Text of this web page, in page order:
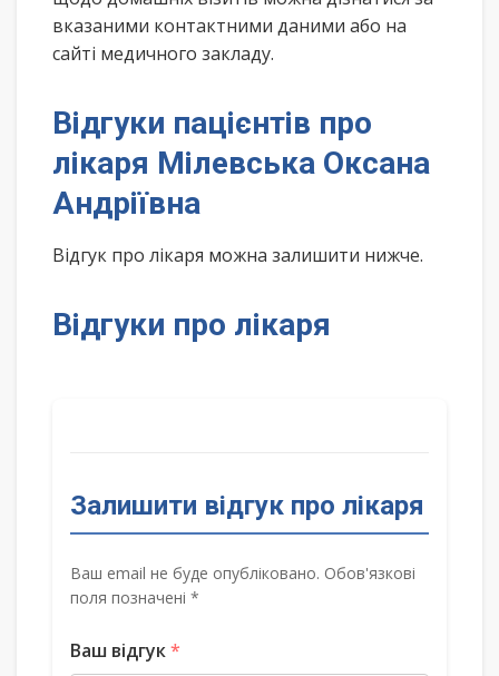
вказаними контактними даними або на
сайті медичного закладу.
Відгуки пацієнтів про
лікаря Мілевська Оксана
Андріївна
Відгук про лікаря можна залишити нижче.
Відгуки про лікаря
Залишити відгук про лікаря
Ваш email не буде опубліковано. Обов'язкові
поля позначені *
Ваш відгук*